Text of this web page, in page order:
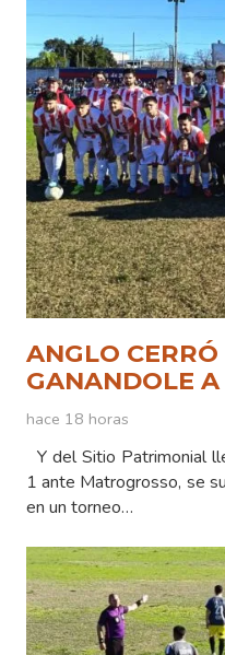
ANGLO
GANANDOLE
hace 18 horas
Y del Sitio Patrimonial
1 ante Matrogrosso, se
en un torneo…